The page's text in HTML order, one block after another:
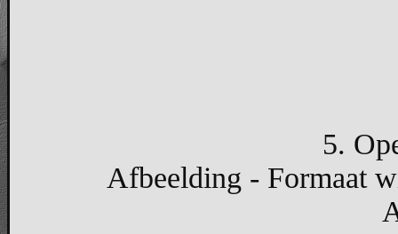
5.
Afbeelding - Formaat